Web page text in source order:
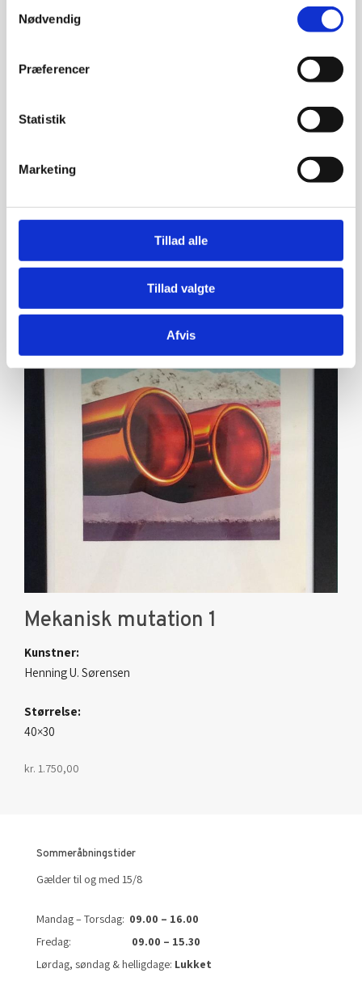
Nødvendig
Præferencer
Statistik
Marketing
Tillad alle
Tillad valgte
Afvis
Kunstner:
80×100
Mekanisk mutation 1
Kunstner:
Henning U. Sørensen
Størrelse:
40×30
kr. 1.750,00
Sommeråbningstider
Gælder til og med 15/8
Mandag – Torsdag: 09.00 – 16.00
Fredag: 09.00 – 15.30
Lørdag, søndag & helligdage: Lukket